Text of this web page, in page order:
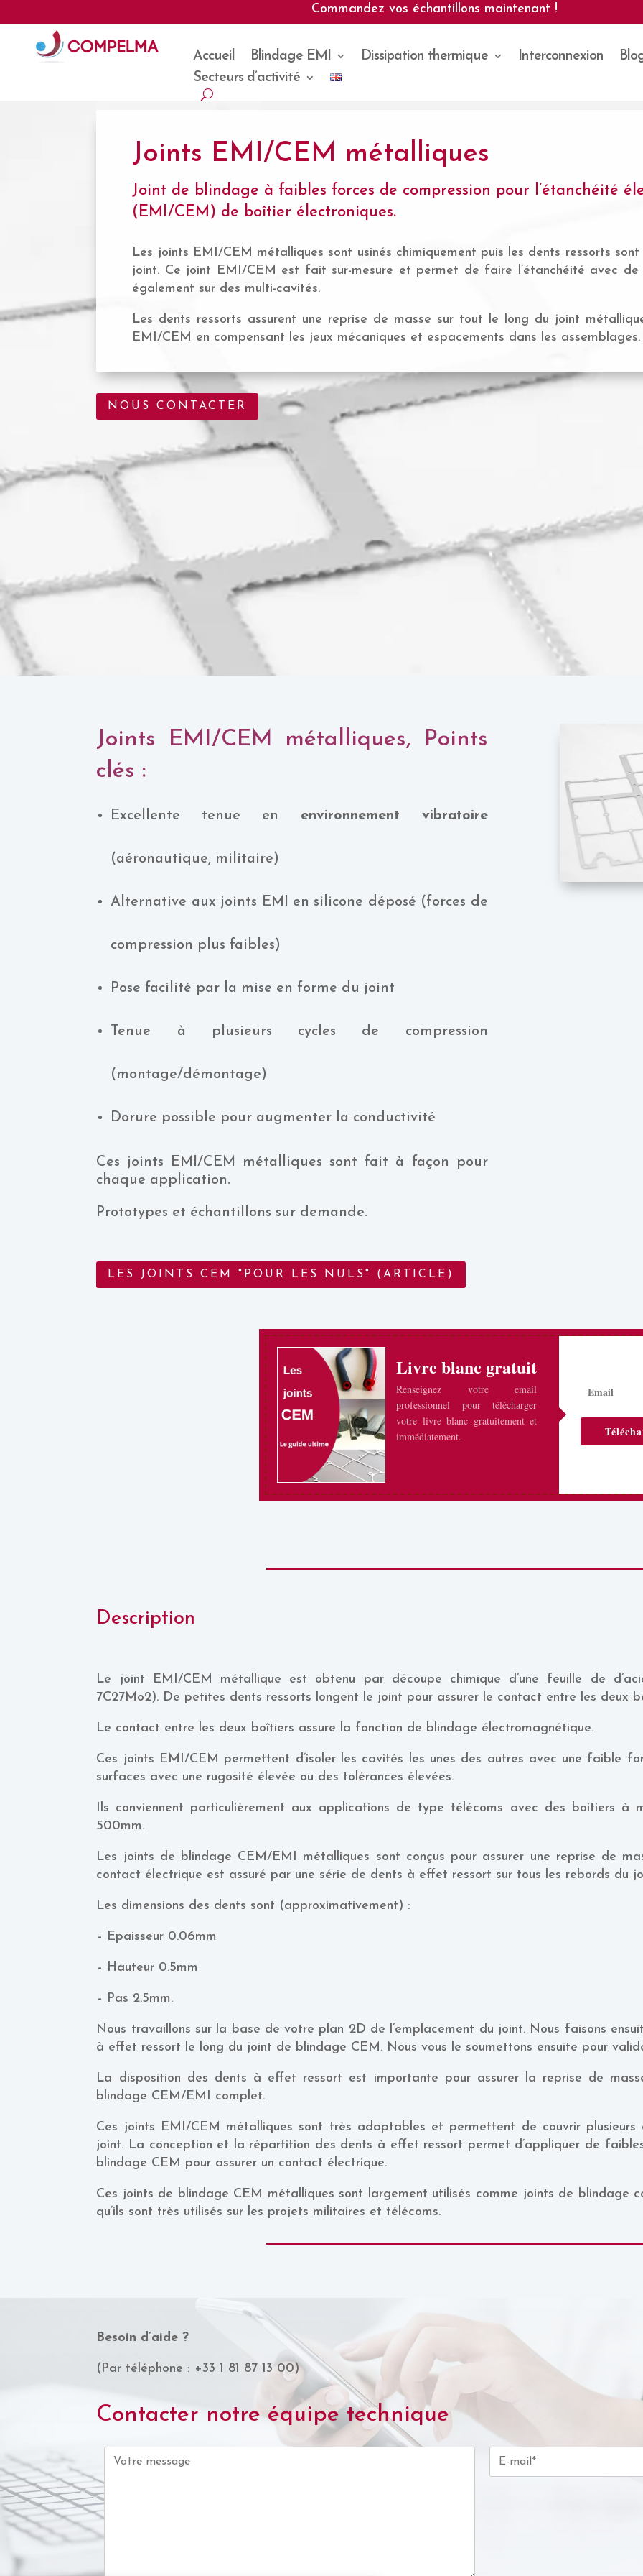
Commandez vos échantillons maintenant !
Accueil Blindage EMI Dissipation thermique Interconnexion
Secteurs d’activité
Joints EMI/CEM métalliques
Joint de blindage à faibles forces de compression pour l’étanchéité
(EMI/CEM) de boîtier électroniques.
Les joints EMI/CEM métalliques sont usinés chimiquement puis les dents ressorts
joint. Ce joint EMI/CEM est fait sur-mesure et permet de faire l’étanchéité avec de
également sur des multi-cavités.
Les dents ressorts assurent une reprise de masse sur tout le long du joint
EMI/CEM en compensant les jeux mécaniques et espacements dans les assemblages.
NOUS CONTACTER
Joints EMI/CEM métalliques, Points
clés :
Excellente tenue en environnement vibratoire
(aéronautique, militaire)
Alternative aux joints EMI en silicone déposé (forces de
compression plus faibles)
Pose facilité par la mise en forme du joint
Tenue à plusieurs cycles de compression
(montage/démontage)
Dorure possible pour augmenter la conductivité
Ces joints EMI/CEM métalliques sont fait à façon pour
chaque application.
Prototypes et échantillons sur demande.
LES JOINTS CEM "POUR LES NULS" (ARTICLE)
Livre blanc gratuit
Renseignez votre email
professionnel pour télécharger
votre livre blanc gratuitement et
immédiatement.
Description
Le joint EMI/CEM métallique est obtenu par découpe chimique d’une feuille de
7C27Mo2). De petites dents ressorts longent le joint pour assurer le contact entre les deux
Le contact entre les deux boîtiers assure la fonction de blindage électromagnétique.
Ces joints EMI/CEM permettent d’isoler les cavités les unes des autres avec une faible
surfaces avec une rugosité élevée ou des tolérances élevées.
Ils conviennent particulièrement aux applications de type télécoms avec des boitiers à
500mm.
Les joints de blindage CEM/EMI métalliques sont conçus pour assurer une reprise de
contact électrique est assuré par une série de dents à effet ressort sur tous les rebords du
Les dimensions des dents sont (approximativement) :
– Epaisseur 0.06mm
– Hauteur 0.5mm
– Pas 2.5mm.
Nous travaillons sur la base de votre plan 2D de l’emplacement du joint. Nous faisons
à effet ressort le long du joint de blindage CEM. Nous vous le soumettons ensuite pour
La disposition des dents à effet ressort est importante pour assurer la reprise de
blindage CEM/EMI complet.
Ces joints EMI/CEM métalliques sont très adaptables et permettent de couvrir plusieurs
joint. La conception et la répartition des dents à effet ressort permet d’appliquer de
blindage CEM pour assurer un contact électrique.
Ces joints de blindage CEM métalliques sont largement utilisés comme joints de blindage
qu’ils sont très utilisés sur les projets militaires et télécoms.
Besoin d’aide ?
(Par téléphone : +33 1 81 87 13 00)
Contacter notre équipe technique